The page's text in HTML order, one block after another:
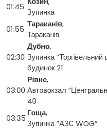
01:45
Зупинка
01:55
Тараканів,
Тараканів
02:30
Дубно,
Зупинка
будинок 21
03:00
Рівне,
Автовокзал
40
03:35
Гоща,
Зупинка “АЗС WOG”